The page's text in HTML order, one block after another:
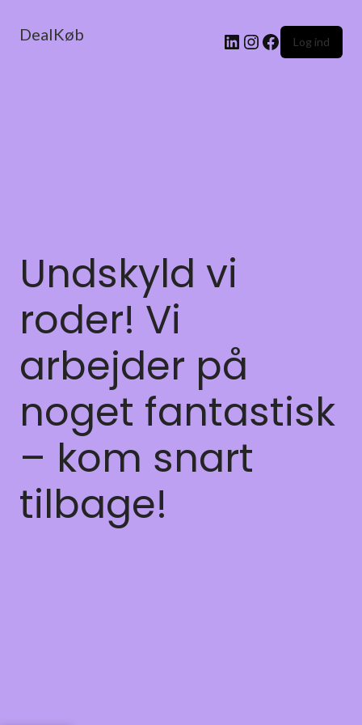
DealKøb Log ind
Undskyld vi
roder! Vi
arbejder på
noget fantastisk
– kom snart
tilbage!